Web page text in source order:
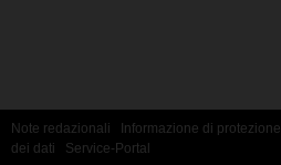
Note redazionali
Informazione di protezione
dei dati
Service-Portal